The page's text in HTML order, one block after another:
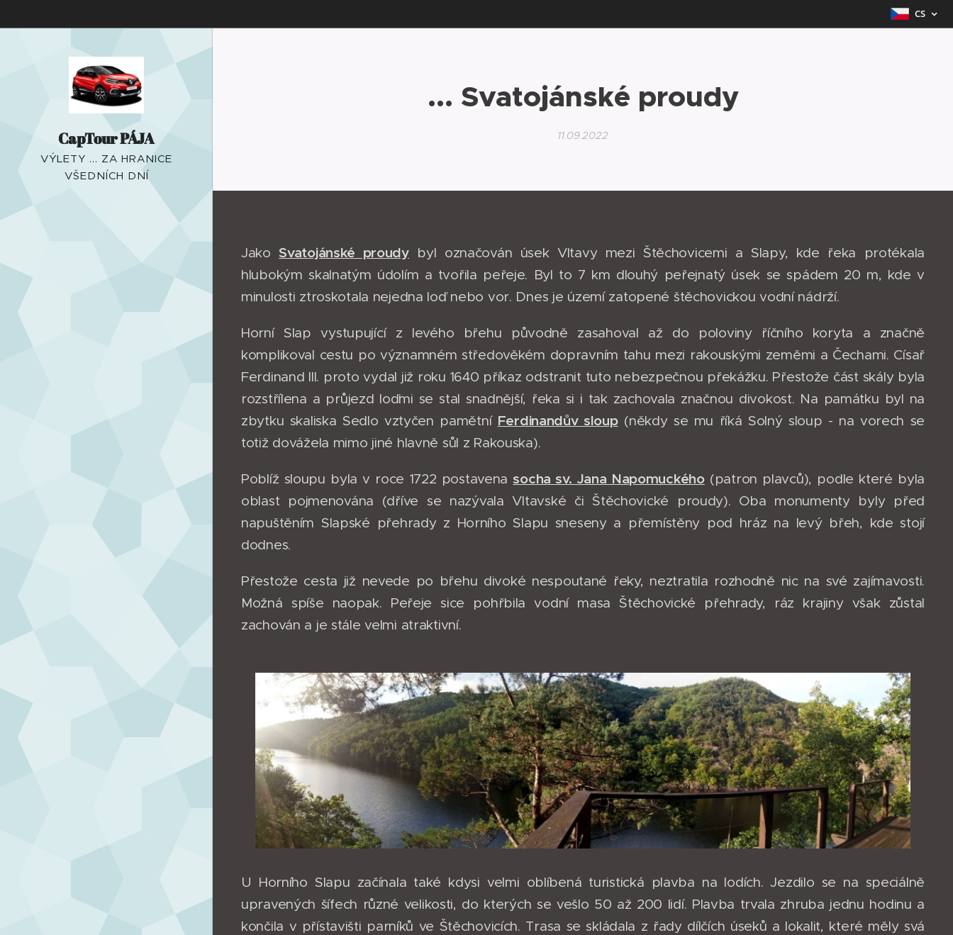
CS
CapTour PÁJA
VÝLETY ... ZA HRANICE
VŠEDNÍCH DNÍ
... Svatojánské proudy
11.09.2022
JakoSvatojánské proudybyl označován úsek Vltavy mezi Štěchovicemi a Slapy, kde řeka protékala
hlubokým skalnatým údolím a tvořila peřeje. Byl to 7 km dlouhý peřejnatý úsek se spádem 20 m, kde v
minulosti ztroskotala nejedna loď nebo vor. Dnes je území zatopené štěchovickou vodní nádrží.
Horní Slap vystupující z levého břehu původně zasahoval až do poloviny říčního koryta a značně
komplikoval cestu po významném středověkém dopravním tahu mezi rakouskými zeměmi a Čechami. Císař
Ferdinand III. proto vydal již roku 1640 příkaz odstranit tuto nebezpečnou překážku. Přestože část skály byla
rozstřílena a průjezd loďmi se stal snadnější, řeka si i tak zachovala značnou divokost. Na památku byl na
zbytku skaliska Sedlo vztyčen pamětní Ferdinandův sloup(někdy se mu říká Solný sloup - na vorech se
totiž dovážela mimo jiné hlavně sůl z Rakouska).
Poblíž sloupu byla v roce 1722 postavenasocha sv. Jana Napomuckého(patron plavců), podle které byla
oblast pojmenována (dříve se nazývala Vltavské či Štěchovické proudy). Oba monumenty byly před
napuštěním Slapské přehrady z Horního Slapu sneseny a přemístěny pod hráz na levý břeh, kde stojí
dodnes.
Přestože cesta již nevede po břehu divoké nespoutané řeky, neztratila rozhodně nic na své zajímavosti.
Možná spíše naopak. Peřeje sice pohřbila vodní masa Štěchovické přehrady, ráz krajiny však zůstal
zachován a je stále velmi atraktivní.
U Horního Slapu začínala také kdysi velmi oblíbená turistická plavba na lodích. Jezdilo se na speciálně
upravených šífech různé velikosti, do kterých se vešlo 50 až 200 lidí. Plavba trvala zhruba jednu hodinu a
končila v přístavišti parníků ve Štěchovicích. Trasa se skládala z řady dílčích úseků a lokalit, které měly svá